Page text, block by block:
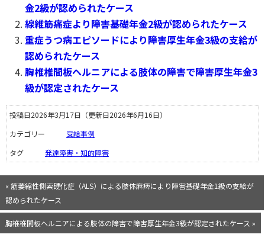
金2級が認められたケース
線維筋痛症より障害基礎年金2級が認められたケース
重症うつ病エピソードにより障害厚生年金3級の支給が
認められたケース
胸椎椎間板ヘルニアによる肢体の障害で障害厚生年金3
級が認定されたケース
投稿日2026年3月17日 （更新日2026年6月16日）
カテゴリー
受給事例
タグ
発達障害・知的障害
« 筋萎縮性側索硬化症（ALS）による肢体麻痺により障害基礎年金1級の支給が
認められたケース
胸椎椎間板ヘルニアによる肢体の障害で障害厚生年金3級が認定されたケース »